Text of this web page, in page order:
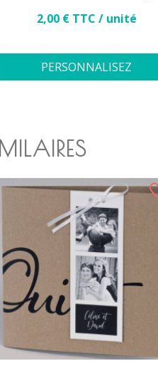
Prix
2,00 € TTC / unité
PERSONNALISEZ